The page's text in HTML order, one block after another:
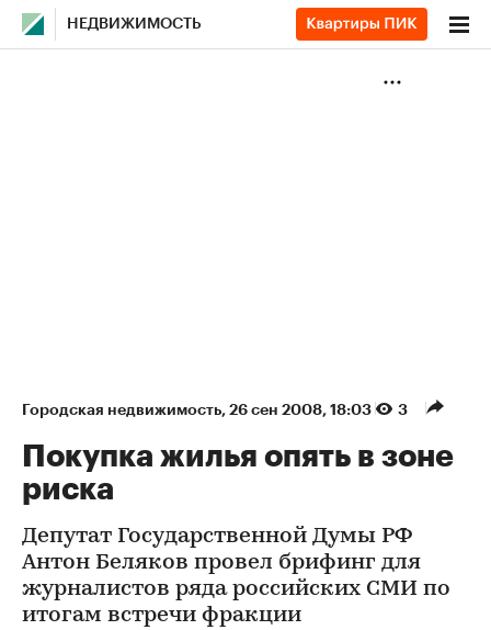
НЕДВИЖИМОСТЬ
Городская недвижимость⁠, 26 сен 2008, 18:03 3
Покупка жилья опять в зоне
риска
Депутат Государственной Думы РФ
Антон Беляков провел брифинг для
журналистов ряда российских СМИ по
итогам встречи фракции